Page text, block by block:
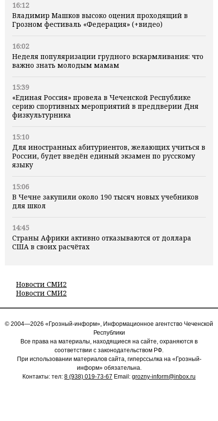
16:12
Владимир Машков высоко оценил проходящий в
Грозном фестиваль «Федерация» (+видео)
16:02
Неделя популяризации грудного вскармливания: что
важно знать молодым мамам
15:39
«Единая Россия» провела в Чеченской Республике
серию спортивных мероприятий в преддверии Дня
физкультурника
15:10
Для иностранных абитуриентов, желающих учиться в
России, будет введён единый экзамен по русскому
языку
15:06
В Чечне закупили около 190 тысяч новых учебников
для школ
14:45
Страны Африки активно отказываются от доллара
США в своих расчётах
Новости СМИ2
Новости СМИ2
© 2004—2026 «Грозный-информ», Информационное агентство Чеченской
Республики
Все права на материалы, находящиеся на сайте, охраняются в
соответствии с законодательством РФ.
При использовании материалов сайта, гиперссылка на «Грозный-
информ» обязательна.
Контакты: тел: 8 (938) 019-73-67 Email: grozny-inform@inbox.ru